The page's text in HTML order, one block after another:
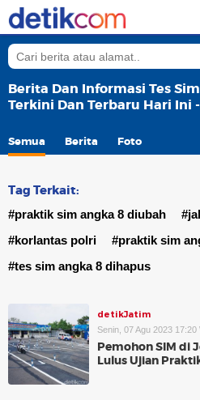
Berita Dan Informasi Tes
Terkini Dan Terbaru Hari Ini
Semua Berita Foto
Tag Terkait:
#praktik sim angka 8 diubah
#korlantas polri
#praktik sim
#tes sim angka 8 dihapus
detikJatim
Senin, 07 Agu 2023 17:20
Pemohon SIM di
Lulus Ujian